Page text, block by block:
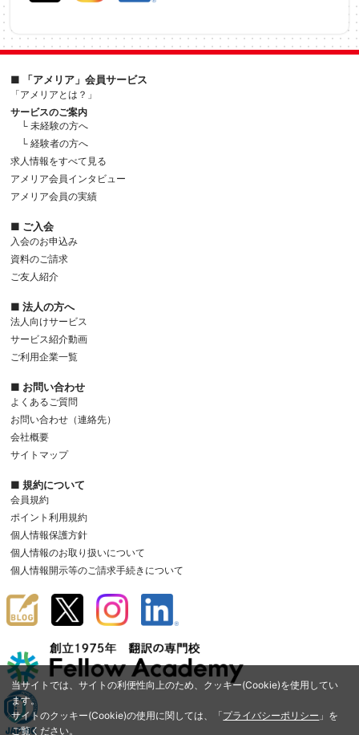
当サイトでは、サイトの利便性向上のため、クッキー(Cookie)を使用してい
ます。
サイトのクッキー(Cookie)の使用に関しては、「プライバシーポリシー 」を
ご覧ください。
■ 「アメリア」会員サービス
「アメリアとは？」
サービスのご案内
└ 未経験の方へ
└ 経験者の方へ
求人情報をすべて見る
アメリア会員インタビュー
アメリア会員の実績
■ ご入会
入会のお申込み
資料のご請求
ご友人紹介
■ 法人の方へ
法人向けサービス
サービス紹介動画
ご利用企業一覧
■ お問い合わせ
よくあるご質問
お問い合わせ（連絡先）
会社概要
サイトマップ
■ 規約について
会員規約
ポイント利用規約
個人情報保護方針
個人情報のお取り扱いについて
個人情報開示等のご請求手続きについて